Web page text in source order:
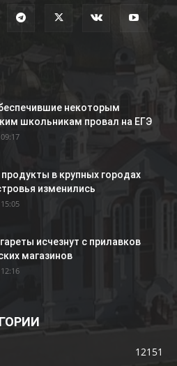
некоторым
школьникам провал на ЕГЭ
в крупных городах
изменились
исчезнут с прилавков
магазинов
12151